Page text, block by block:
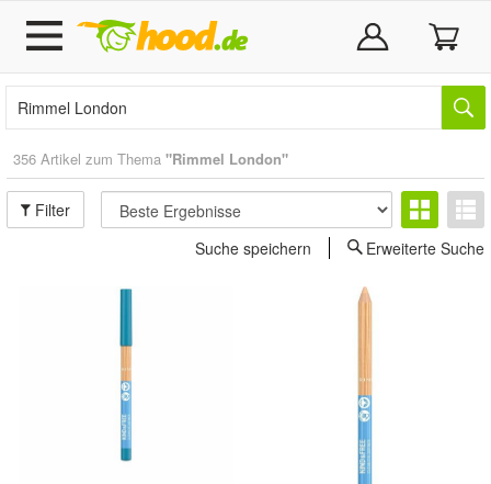
356 Artikel zum Thema "Rimmel London"
Filter
Suche speichern
Erweiterte Suche